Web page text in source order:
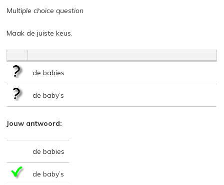
Multiple choice question
Maak de juiste keus.
de babies
de baby’s
Jouw antwoord:
de babies
de baby’s